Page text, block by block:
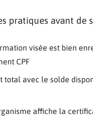
pratiques avant de
visée est bien
CPF
total avec le solde
affiche la